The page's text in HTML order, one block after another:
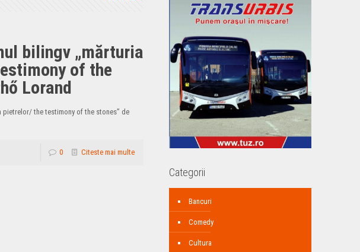
bilingv „mărturia
of the
Lorand
the testimony of the stones” de
0 Citeste mai multe
Categorii
Bancuri
Comedy
Cultura